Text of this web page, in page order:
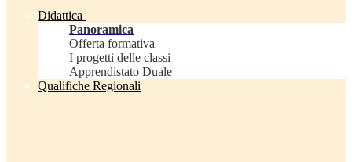
Didattica
Panoramica
Offerta formativa
I progetti delle classi
Apprendistato Duale
Qualifiche Regionali